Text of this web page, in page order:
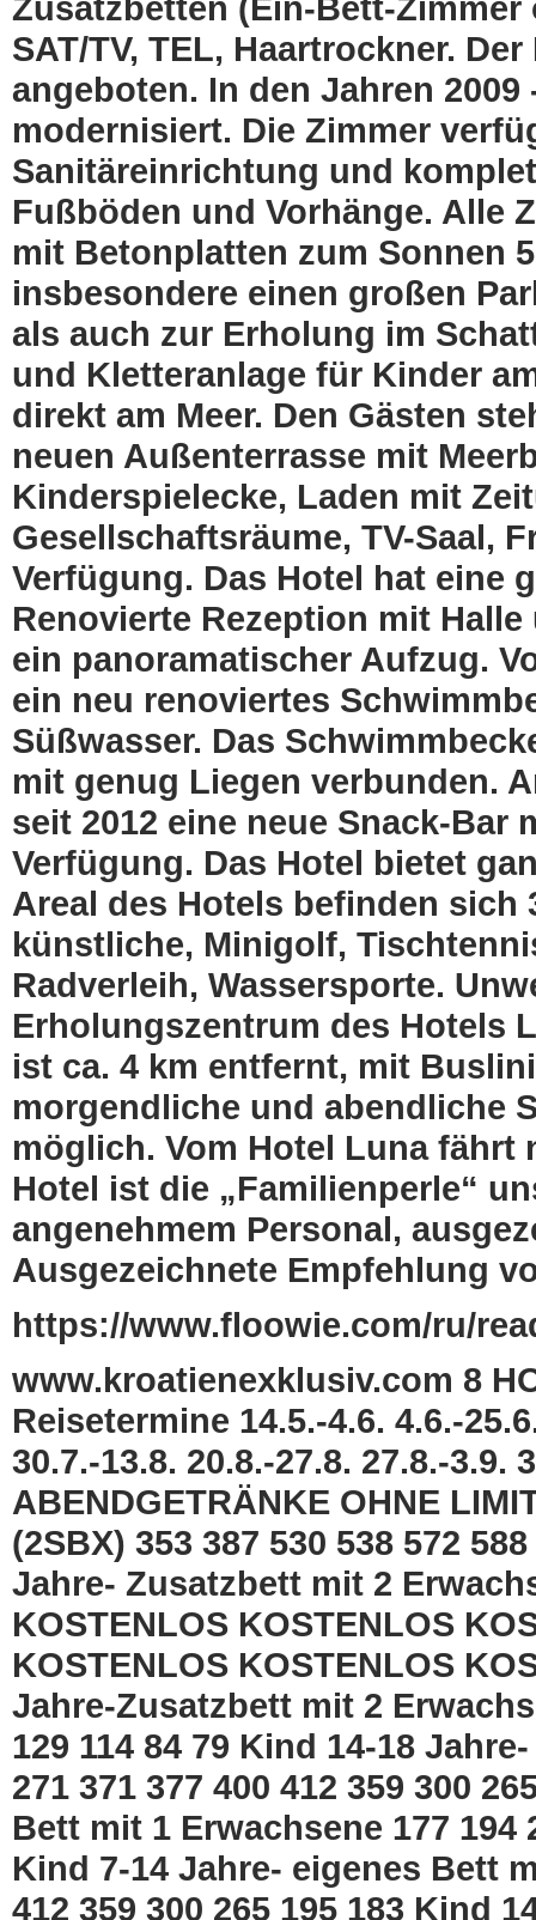
Zusatzbetten (Ein-Bett-
SAT/TV, TEL, Haartrockner.
angeboten. In den Jahren
modernisiert. Die Zimmer
Sanitäreinrichtung und
Fußböden und Vorhänge. Alle
mit Betonplatten zum Sonnen
insbesondere einen großen
als auch zur Erholung im
und Kletteranlage für Kinder
direkt am Meer. Den Gästen
neuen Außenterrasse mit
Kinderspielecke, Laden mit
Gesellschaftsräume, TV-Saal,
Verfügung. Das Hotel hat eine
Renovierte Rezeption mit
ein panoramatischer Aufzug.
ein neu renoviertes
Süßwasser. Das
mit genug Liegen verbunden.
seit 2012 eine neue Snack-Bar
Verfügung. Das Hotel bietet
Areal des Hotels befinden sich
künstliche, Minigolf,
Radverleih, Wassersporte.
Erholungszentrum des Hotels
ist ca. 4 km entfernt, mit
morgendliche und abendliche
möglich. Vom Hotel Luna fährt
Hotel ist die „Familienperle“
angenehmem Personal,
Ausgezeichnete Empfehlung
https://www.floowie.com/ru/
www.kroatienexklusiv.com 8
Reisetermine 14.5.-4.6. 4.6.-
30.7.-13.8. 20.8.-27.8. 27.8.-3.9.
ABENDGETRÄNKE OHNE
(2SBX) 353 387 530 538 572
Jahre- Zusatzbett mit 2
KOSTENLOS KOSTENLOS
KOSTENLOS KOSTENLOS
Jahre-Zusatzbett mit 2
129 114 84 79 Kind 14-18
271 371 377 400 412 359 300
Bett mit 1 Erwachsene 177 194
Kind 7-14 Jahre- eigenes Bett
412 359 300 265 195 183 Kind